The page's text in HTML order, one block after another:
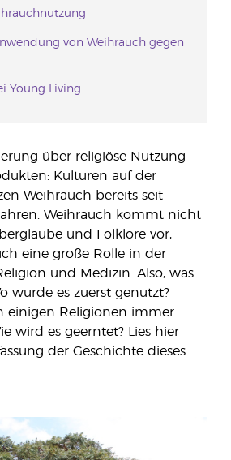
von Weihrauch gegen
Young Living
über religiöse Nutzung
Kulturen auf der
Weihrauch bereits seit
Weihrauch kommt nicht
und Folklore vor,
eine große Rolle in der
und Medizin. Also, was
wurde es zuerst genutzt?
einigen Religionen immer
wird es geerntet? Lies hier
der Geschichte dieses